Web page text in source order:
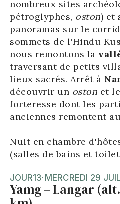
nombreux sites
pétroglyphes, oston) et
panoramas sur le
sommets de l'Hindu
nous remontons la
traversant de petits
lieux sacrés. Arrêt à
découvrir un oston et
forteresse dont les
anciennes remontent
Nuit en chambre
(salles de bains et
JOUR13· MERCREDI 29
Yamg – Langar